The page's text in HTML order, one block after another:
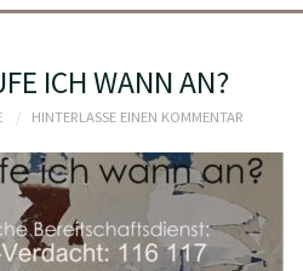
ICH WANN AN?
HINTERLASSE EINEN KOMMENTAR